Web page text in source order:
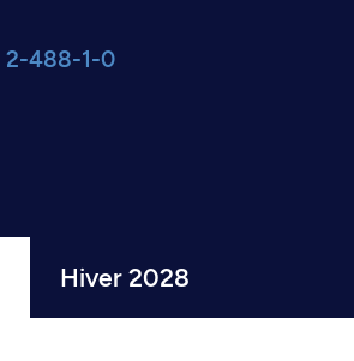
2-488-1-0
Hiver 2028